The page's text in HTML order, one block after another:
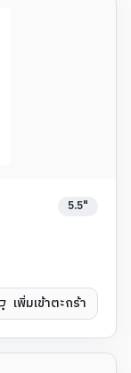
5.5"
เพิ่มเข้าตะกร้า